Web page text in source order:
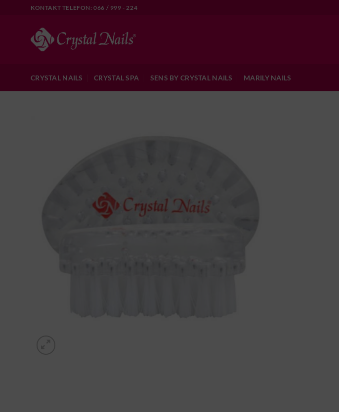
KONTAKT TELEFON: 066 / 999 - 224
CRYSTAL NAILS CRYSTAL SPA SENS BY CRYSTAL NAILS MARILY NAILS